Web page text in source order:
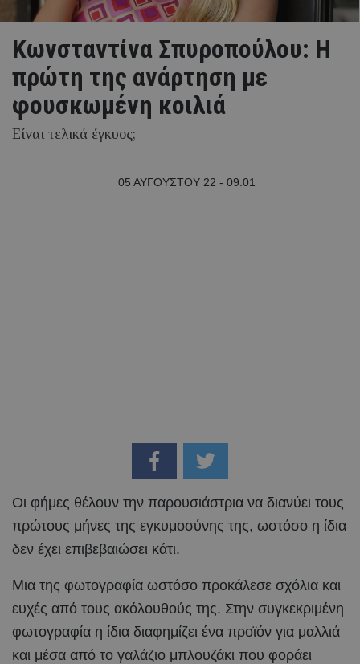
Κωνσταντίνα Σπυροπούλου: Η
πρώτη της ανάρτηση με
φουσκωμένη κοιλιά
Είναι τελικά έγκυος;
05 ΑΥΓΟΥΣΤΟΥ 22 - 09:01
Οι φήμες θέλουν την παρουσιάστρια να διανύει τους
πρώτους μήνες της εγκυμοσύνης της, ωστόσο η ίδια
δεν έχει επιβεβαιώσει κάτι.
Μια της φωτογραφία ωστόσο προκάλεσε σχόλια και
ευχές από τους ακόλουθούς της. Στην συγκεκριμένη
φωτογραφία η ίδια διαφημίζει ένα προϊόν για μαλλιά
και μέσα από το γαλάζιο μπλουζάκι που φοράει